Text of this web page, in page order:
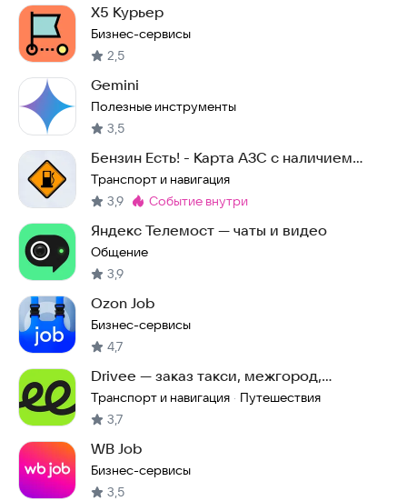
X5 Курьер
Бизнес-сервисы
2,5
Gemini
Полезные инструменты
3,5
Бензин Есть! - Карта АЗС с наличием
топлива
Транспорт и навигация
3,9 Метка:
событие внутри
Яндекс Телемост — чаты и видео
Общение
3,9
Ozon Job
Бизнес-сервисы
4,7
Drivee — заказ такси, межгород,
доставка, пригород
Транспорт и навигация · Путешествия
3,7
WB Job
Бизнес-сервисы
3,5